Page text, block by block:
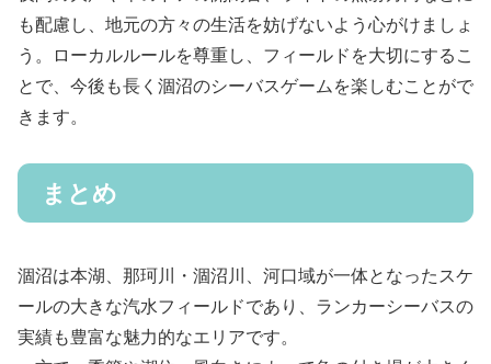
も配慮し、地元の方々の生活を妨げないよう心がけましょ
う。ローカルルールを尊重し、フィールドを大切にするこ
とで、今後も長く涸沼のシーバスゲームを楽しむことがで
きます。
まとめ
涸沼は本湖、那珂川・涸沼川、河口域が一体となったスケ
ールの大きな汽水フィールドであり、ランカーシーバスの
実績も豊富な魅力的なエリアです。